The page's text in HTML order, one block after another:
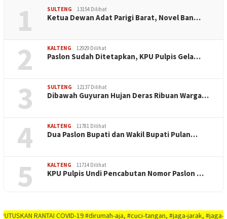
1 SULTENG 13154 Dilihat
Ketua Dewan Adat Parigi Barat, Novel Ban…
2 KALTENG 12929 Dilihat
Paslon Sudah Ditetapkan, KPU Pulpis Gela…
3 SULTENG 12137 Dilihat
Dibawah Guyuran Hujan Deras Ribuan Warga…
4 KALTENG 11781 Dilihat
Dua Paslon Bupati dan Wakil Bupati Pulan…
5 KALTENG 11714 Dilihat
KPU Pulpis Undi Pencabutan Nomor Paslon …
RANTAI COVID-19 #dirumah-aja, #cuci-tangan, #jaga-jarak, #jaga-